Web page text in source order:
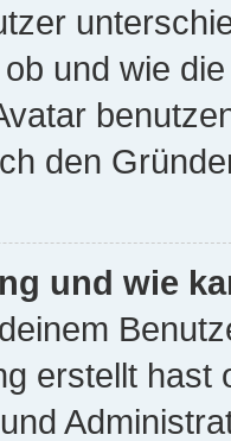
und wie
den
und wie
erstellt